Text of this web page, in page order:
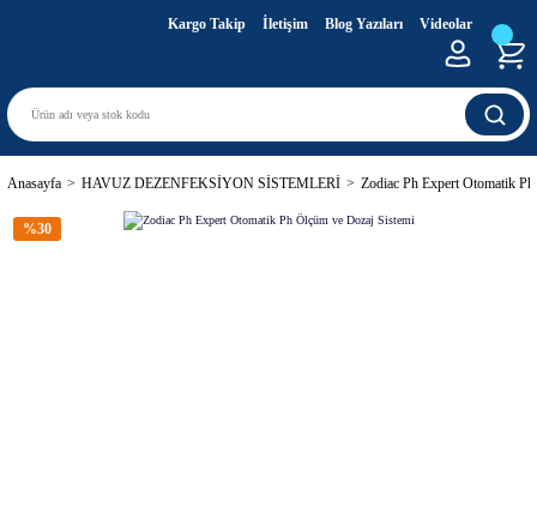
Kargo Takip İletişim Blog Yazıları Videolar
Anasayfa HAVUZ DEZENFEKSİYON SİSTEMLERİ Zodiac Ph Expert Otomatik
%30